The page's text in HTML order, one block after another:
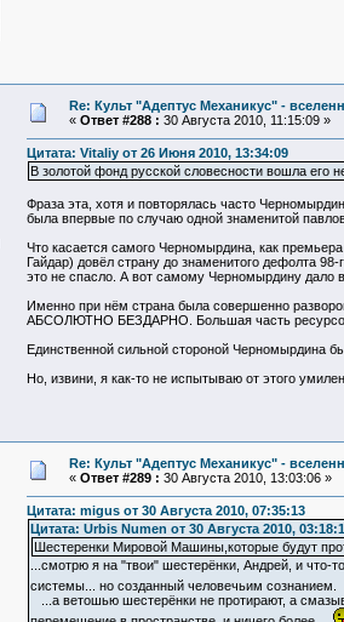
Re: Культ "Адептус Механикус" -
« Ответ #288 : 30 Августа 2010, 11:15:09 »
Цитата: Vitaliy от 26 Июня 2010, 13:34:09
В золотой фонд русской словесности вошла его
Фраза эта, хотя и повторялась часто
была впервые по случаю одной знаменитой
Что касается самого Черномырдина, как
Гайдар) довёл страну до знаменитого дефолта
это не спасло. А вот самому Черномырдину дало
Именно при нём страна была совершенно
АБСОЛЮТНО БЕЗДАРНО. Большая часть ресурсов
Единственной сильной стороной Черномырдина
Но, извини, я как-то не испытываю от этого
Re: Культ "Адептус Механикус" -
« Ответ #289 : 30 Августа 2010, 13:03:06 »
Цитата: migus от 30 Августа 2010, 07:35:13
Цитата: Urbis Numen от 30 Августа 2010,
Шестеренки Мировой Машины,которые будут
...смотрю я на "твои" шестерёнки, Андрей, и
системы... но созданный человечьим сознанием.
...а ветошью шестерёнки не протирают, а